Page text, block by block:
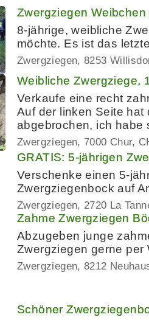
Zwergziegen
8-jährige, weibliche
möchte. Es ist das
Zwergziegen 8253
Weibliche Zwergziege,
Verkaufe eine recht
Auf der linken Seite hat
abgebrochen, ich
Zwergziegen 7000 Chur
GRATIS: 5-jährigen
Verschenke einen 5-
Zwergziegenbock auf
Zwergziegen 2720 La
Zahme Zwergziegen
Abzugeben junge
Zwergziegen gerne per
Zwergziegen 8212
Schöner